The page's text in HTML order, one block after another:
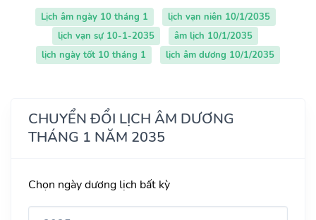
Lịch âm ngày 10 tháng 1
lịch vạn niên 10/1/2035
lịch vạn sự 10-1-2035
âm lịch 10/1/2035
lịch ngày tốt 10 tháng 1
lịch âm dương 10/1/2035
CHUYỂN ĐỔI LỊCH ÂM DƯƠNG
THÁNG 1 NĂM 2035
Chọn ngày dương lịch bất kỳ